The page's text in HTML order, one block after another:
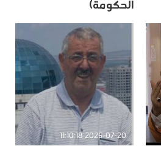
الحكومة)
2025-07-20 11:10:18